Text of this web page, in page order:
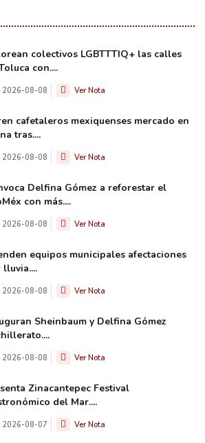
colectivos LGBTTTIQ+ las calles
con....
2026-08-08 Ver Nota
cafetaleros mexiquenses mercado en
tras....
2026-08-08 Ver Nota
Delfina Gómez a reforestar el
con más....
2026-08-08 Ver Nota
equipos municipales afectaciones
lluvia....
2026-08-08 Ver Nota
Sheinbaum y Delfina Gómez
2026-08-08 Ver Nota
Zinacantepec Festival
del Mar....
2026-08-07 Ver Nota